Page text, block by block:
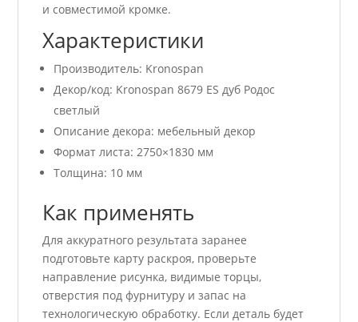
и совместимой кромке.
Характеристики
Производитель: Kronospan
Декор/код: Kronospan 8679 ES дуб Родос
светлый
Описание декора: мебельный декор
Формат листа: 2750×1830 мм
Толщина: 10 мм
Как применять
Для аккуратного результата заранее
подготовьте карту раскроя, проверьте
направление рисунка, видимые торцы,
отверстия под фурнитуру и запас на
технологическую обработку. Если деталь будет